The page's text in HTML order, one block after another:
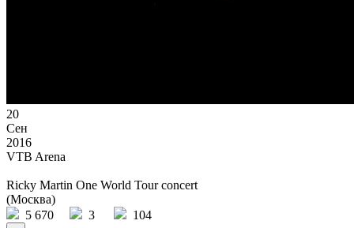
20
Сен
2016
VTB Arena
Ricky Martin One World Tour concert
(Москва)
5 670
3 104